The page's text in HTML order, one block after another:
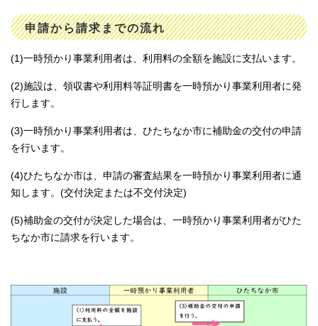
申請から請求までの流れ
(1)一時預かり事業利用者は、利用料の全額を施設に支払います。
(2)施設は、領収書や利用料等証明書を一時預かり事業利用者に発
行します。
(3)一時預かり事業利用者は、ひたちなか市に補助金の交付の申請
を行います。
(4)ひたちなか市は、申請の審査結果を一時預かり事業利用者に通
知します。(交付決定または不交付決定)
(5)補助金の交付が決定した場合は、一時預かり事業利用者がひた
ちなか市に請求を行います。